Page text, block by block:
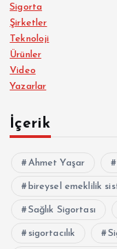
Sigorta
Şirketler
Teknoloji
Ürünler
Video
Yazarlar
İçerik
Ahmet Yaşar
bireysel emeklilik
Sağlık Sigortası
sigortacılık